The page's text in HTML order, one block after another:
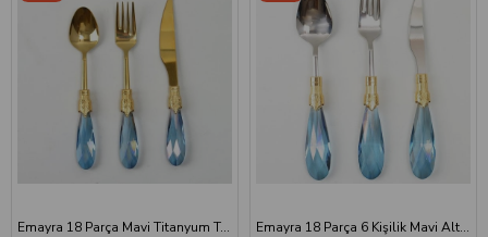
Emayra 18 Parça Mavi Titanyum Tatlı Çatal Kaşık Bıçak Seti Emayra 18 Parça 6 Kişilik Mavi Altın Tatlı Çatal Kaşık Bıçak Seti